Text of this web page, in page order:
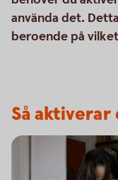
använda det.
beroende på
Så